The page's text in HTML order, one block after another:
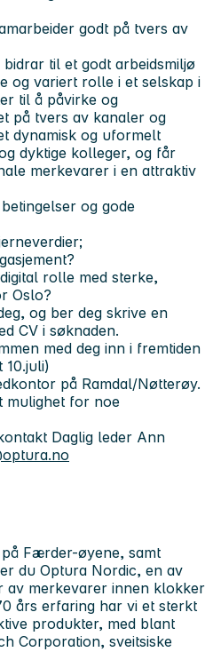
godt på tvers av
til et godt arbeidsmiljø
og variert rolle i et selskap i
til å påvirke og
på tvers av kanaler og
dynamisk og uformelt
dyktige kolleger, og får
merkevarer i en attraktiv
og gode
rolle med sterke,
Oslo?
, og ber deg skrive en
CV i søknaden.
med deg inn i fremtiden
10.juli)
på Ramdal/Nøtterøy.
mulighet for noe
Daglig leder Ann
Færder-øyene, samt
du Optura Nordic, en av
av merkevarer innen klokker
års erfaring har vi et sterkt
produkter, med blant
Corporation, sveitsiske